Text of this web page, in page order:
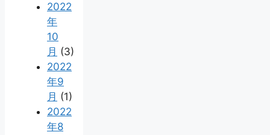
2022
年
10
月 (3)
2022
年9
月 (1)
2022
年8